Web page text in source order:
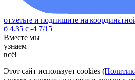
отметьте и подпишите на
б 4.35 с -4 7/15
Вместе мы
узнаем
всё!
Этот сайт использует cookies (